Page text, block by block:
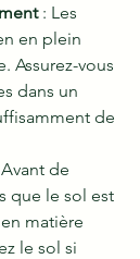
: Les
en plein
Assurez-vous
dans un
de
de
que le sol est
matière
le sol si